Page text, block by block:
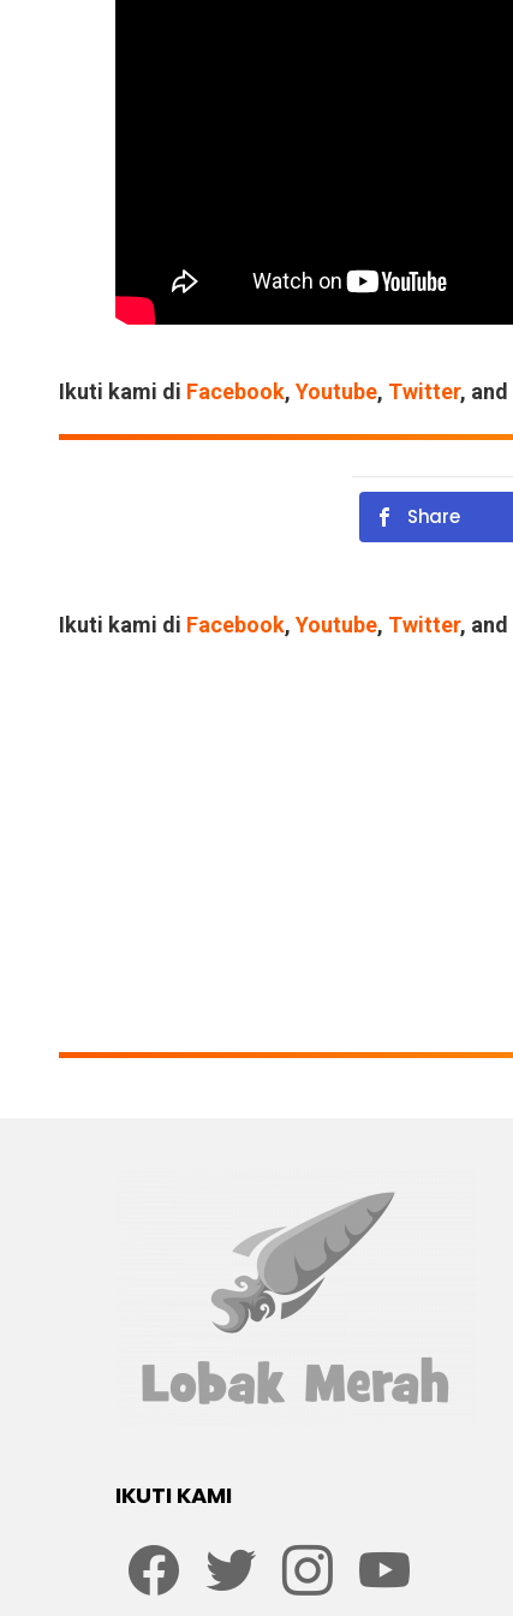
Ikuti kami di Facebook, Youtube, Twitter, and
Share
Ikuti kami di Facebook, Youtube, Twitter, and
IKUTI KAMI